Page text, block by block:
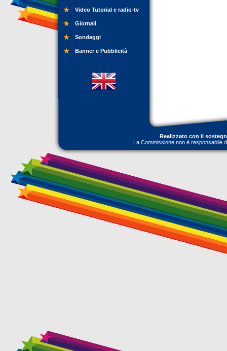
Video Tutorial e radio-tv
Giornali
Sondaggi
Banner e Pubblicità
Realizzato con il
La Commissione non è responsabile